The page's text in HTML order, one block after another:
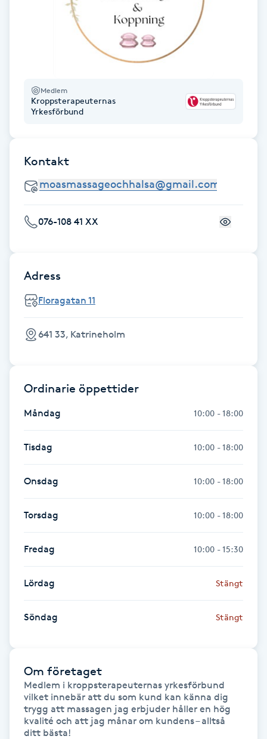
Fransborttagning
Fransförlängning
Fransk manikyr
Friskvårdsmassage
Frisör
Funktionsanalys
Färgning
Föning
Gellack med förstärkning
Gravidmassage
Medlem
Kroppsterapeuternas
Yrkesförbund
Kontakt
076-108 41 XX
Adress
Floragatan 11
641 33, Katrineholm
Ordinarie öppettider
Måndag 10:00 - 18:00
Tisdag 10:00 - 18:00
Onsdag 10:00 - 18:00
Torsdag 10:00 - 18:00
Fredag 10:00 - 15:30
Lördag Stängt
Söndag Stängt
Om företaget
Medlem i kroppsterapeuternas yrkesförbund
vilket innebär att du som kund kan känna dig
trygg att massagen jag erbjuder håller en hög
kvalité och att jag månar om kundens – alltså
ditt bästa!